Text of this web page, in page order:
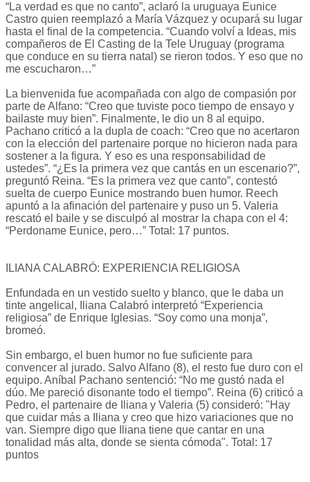
“La verdad es que no canto”, aclaró la uruguaya Eunice
Castro quien reemplazó a María Vázquez y ocupará su lugar
hasta el final de la competencia. “Cuando volví a Ideas, mis
compañeros de El Casting de la Tele Uruguay (programa
que conduce en su tierra natal) se rieron todos. Y eso que no
me escucharon…”
La bienvenida fue acompañada con algo de compasión por
parte de Alfano: “Creo que tuviste poco tiempo de ensayo y
bailaste muy bien”. Finalmente, le dio un 8 al equipo.
Pachano criticó a la dupla de coach: “Creo que no acertaron
con la elección del partenaire porque no hicieron nada para
sostener a la figura. Y eso es una responsabilidad de
ustedes”. “¿Es la primera vez que cantás en un escenario?”,
preguntó Reina. “Es la primera vez que canto”, contestó
suelta de cuerpo Eunice mostrando buen humor. Reech
apuntó a la afinación del partenaire y puso un 5. Valeria
rescató el baile y se disculpó al mostrar la chapa con el 4:
“Perdoname Eunice, pero…” Total: 17 puntos.
ILIANA CALABRÓ: EXPERIENCIA RELIGIOSA
Enfundada en un vestido suelto y blanco, que le daba un
tinte angelical, Iliana Calabró interpretó “Experiencia
religiosa” de Enrique Iglesias. “Soy como una monja”,
bromeó.
Sin embargo, el buen humor no fue suficiente para
convencer al jurado. Salvo Alfano (8), el resto fue duro con el
equipo. Aníbal Pachano sentenció: “No me gustó nada el
dúo. Me pareció disonante todo el tiempo”. Reina (6) criticó a
Pedro, el partenaire de Iliana y Valeria (5) consideró: "Hay
que cuidar más a Iliana y creo que hizo variaciones que no
van. Siempre digo que Iliana tiene que cantar en una
tonalidad más alta, donde se sienta cómoda". Total: 17
puntos